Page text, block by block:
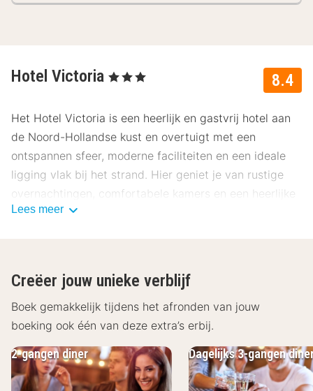
8.4
Hotel Victoria , 3 Sterren
Het Hotel Victoria is een heerlijk en gastvrij hotel aan
de Noord-Hollandse kust en overtuigt met een
ontspannen sfeer, moderne faciliteiten en een ideale
ligging vlak bij het strand. Hier geniet je van rustige
overnachtingen, comfortabele kamers en een heerlijke
combinatie van natuur, zee en ontspanning. Ideaal voor
Ligging Hotel Victoria
Hotel Victoria ligt rustig in Bergen aan Zee, op korte
afstand van het strand, de duinen en de Noordzee.
dichtbij het gezellige kunstenaarsdorp Bergen is het
hotel een ideale uitvalsbasis voor stranddagen,
Lees meer
Creëer jouw unieke verblijf
Boek gemakkelijk tijdens het afronden van jouw
boeking ook één van deze extra’s erbij.
2-gangen diner Dagelijks 3-gangen